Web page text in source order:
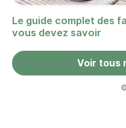
Le guide complet des
vous devez savoir
Voir tous